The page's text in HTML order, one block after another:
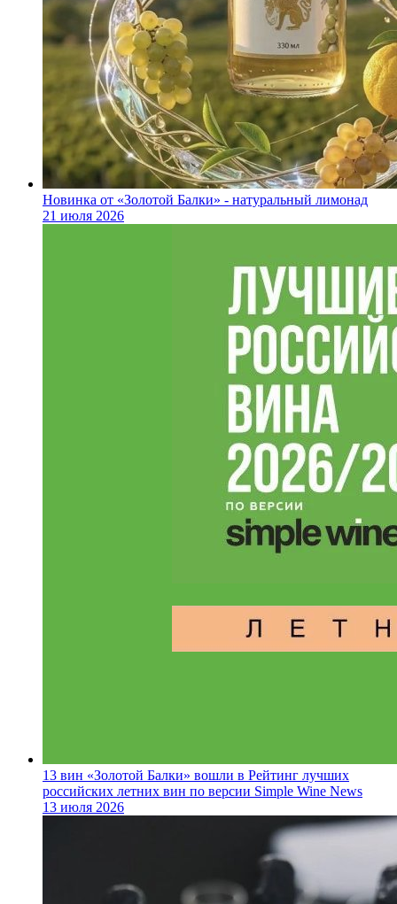
Новинка от «Золотой Балки» - натуральный лимонад
21 июля 2026
13 вин «Золотой Балки» вошли в Рейтинг лучших
российских летних вин по версии Simple Wine News
13 июля 2026